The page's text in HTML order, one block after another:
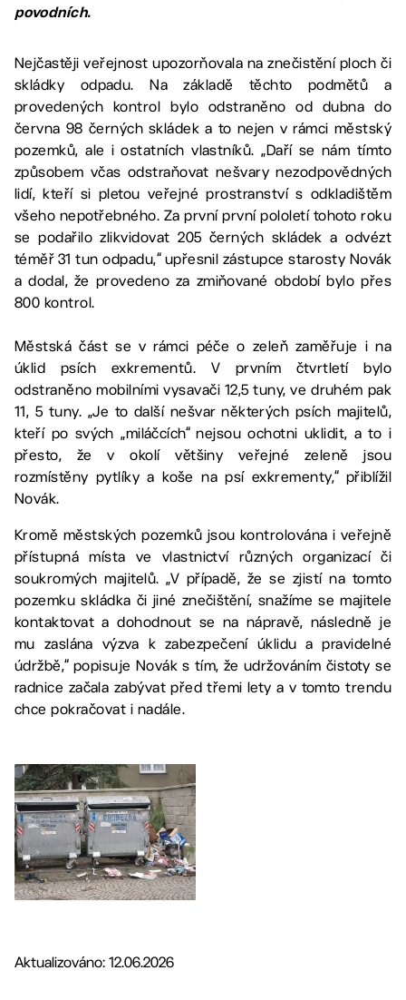
povodních.
Nejčastěji veřejnost upozorňovala na znečistění ploch či
skládky odpadu. Na základě těchto podmětů a
provedených kontrol bylo odstraněno od dubna do
června 98 černých skládek a to nejen v rámci městský
pozemků, ale i ostatních vlastníků. „Daří se nám tímto
způsobem včas odstraňovat nešvary nezodpovědných
lidí, kteří si pletou veřejné prostranství s odkladištěm
všeho nepotřebného. Za první první pololetí tohoto roku
se podařilo zlikvidovat 205 černých skládek a odvézt
téměř 31 tun odpadu,“ upřesnil zástupce starosty Novák
a dodal, že provedeno za zmiňované období bylo přes
800 kontrol.
Městská část se v rámci péče o zeleň zaměřuje i na
úklid psích exkrementů. V prvním čtvrtletí bylo
odstraněno mobilními vysavači 12,5 tuny, ve druhém pak
11, 5 tuny. „Je to další nešvar některých psích majitelů,
kteří po svých „miláčcích“ nejsou ochotni uklidit, a to i
přesto, že v okolí většiny veřejné zeleně jsou
rozmístěny pytlíky a koše na psí exkrementy,“ přiblížil
Novák.
Kromě městských pozemků jsou kontrolována i veřejně
přístupná místa ve vlastnictví různých organizací či
soukromých majitelů. „V případě, že se zjistí na tomto
pozemku skládka či jiné znečištění, snažíme se majitele
kontaktovat a dohodnout se na nápravě, následně je
mu zaslána výzva k zabezpečení úklidu a pravidelné
údržbě,“ popisuje Novák s tím, že udržováním čistoty se
radnice začala zabývat před třemi lety a v tomto trendu
chce pokračovat i nadále.
Aktualizováno: 12.06.2026